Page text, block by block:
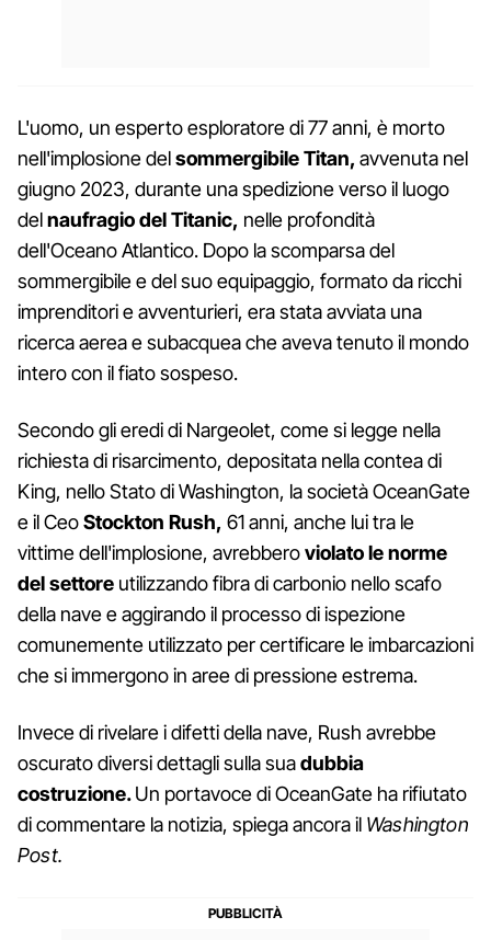
L'uomo, un esperto esploratore di 77 anni, è morto
nell'implosione delsommergibileTitan, avvenuta nel
giugno 2023, durante una spedizione verso il luogo
delnaufragio del Titanic, nelle profondità
dell'Oceano Atlantico. Dopo la scomparsa del
sommergibile e del suo equipaggio, formato da ricchi
imprenditori e avventurieri, era stata avviata una
ricerca aerea e subacquea che aveva tenuto il mondo
intero con il fiato sospeso.
Secondo gli eredi di Nargeolet, come si legge nella
richiesta di risarcimento, depositata nella contea di
King, nello Stato di Washington, la società OceanGate
e il CeoStockton Rush, 61 anni, anche lui tra le
vittime dell'implosione, avrebberoviolato le norme
del settore utilizzando fibra di carbonio nello scafo
della nave e aggirando il processo di ispezione
comunemente utilizzato per certificare le imbarcazioni
che si immergono in aree di pressione estrema.
Invece di rivelare i difetti della nave, Rush avrebbe
oscurato diversi dettagli sulla suadubbia
costruzione.Un portavoce di OceanGate ha rifiutato
di commentare la notizia, spiega ancora il Washington
Post.